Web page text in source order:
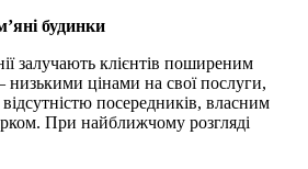
будинки
залучають клієнтів поширеним
цінами на свої послуги,
посередників, власним
При найближчому розгляді